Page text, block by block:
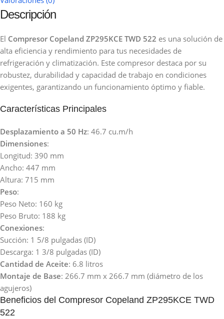
Descripción
El Compresor Copeland ZP295KCE TWD 522 es una solución de
alta eficiencia y rendimiento para tus necesidades de
refrigeración y climatización. Este compresor destaca por su
robustez, durabilidad y capacidad de trabajo en condiciones
exigentes, garantizando un funcionamiento óptimo y fiable.
Características Principales
Desplazamiento a 50 Hz: 46.7 cu.m/h
Dimensiones:
Longitud: 390 mm
Ancho: 447 mm
Altura: 715 mm
Peso:
Peso Neto: 160 kg
Peso Bruto: 188 kg
Conexiones:
Succión: 1 5/8 pulgadas (ID)
Descarga: 1 3/8 pulgadas (ID)
Cantidad de Aceite: 6.8 litros
Montaje de Base: 266.7 mm x 266.7 mm (diámetro de los
agujeros)
Beneficios del Compresor Copeland ZP295KCE TWD
522